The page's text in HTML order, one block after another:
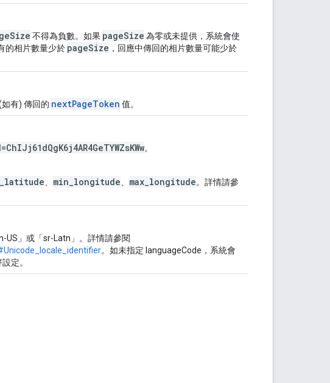
不得為負數。如果 pageSize 為零或未提供，系統會使
的相片數量少於 pageSize ，回應中傳回的相片數量可能少於
有) 傳回的 nextPageToken 值。
。
min_longitude max_longitude。詳情請參
US」或「sr-Latn」。詳情請參閱
。如未指定 languageCode，系統會
定。